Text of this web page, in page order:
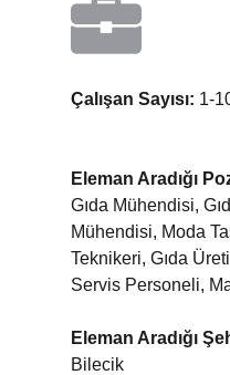
Çalışan Sayısı: 1-
Eleman Aradığı
Gıda Mühendisi,
Mühendisi, Moda
Teknikeri, Gıda
Servis Personeli,
Eleman Aradığı
Bilecik